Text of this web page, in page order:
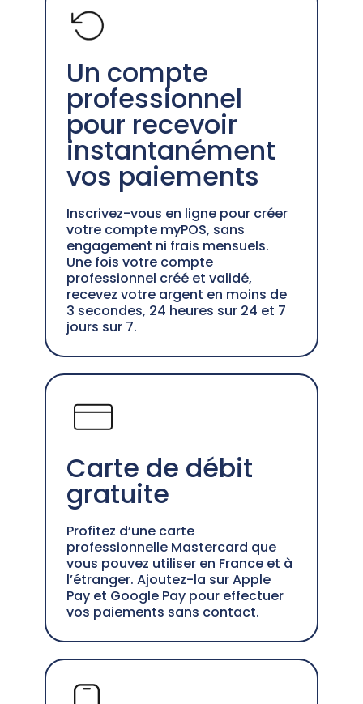
Un compte
professionnel
pour recevoir
instantanément
vos paiements
Inscrivez-vous en ligne pour créer
votre compte myPOS, sans
engagement ni frais mensuels.
Une fois votre compte
professionnel créé et validé,
recevez votre argent en moins de
3 secondes, 24 heures sur 24 et 7
jours sur 7.
Carte de débit
gratuite
Profitez d’une carte
professionnelle Mastercard que
vous pouvez utiliser en France et à
l’étranger. Ajoutez-la sur Apple
Pay et Google Pay pour effectuer
vos paiements sans contact.